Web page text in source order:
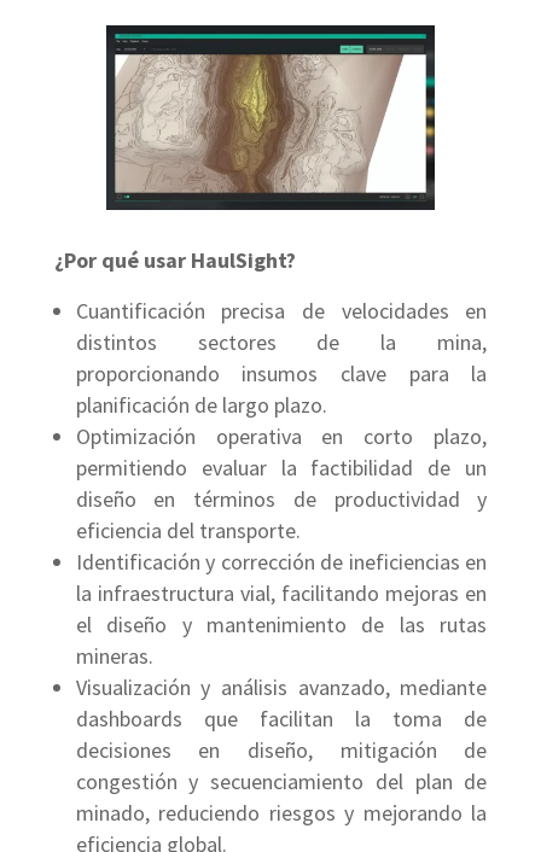
¿Por qué usar HaulSight?
Cuantificación precisa de velocidades en
distintos sectores de la mina,
proporcionando insumos clave para la
planificación de largo plazo.
Optimización operativa en corto plazo,
permitiendo evaluar la factibilidad de un
diseño en términos de productividad y
eficiencia del transporte.
Identificación y corrección de ineficiencias en
la infraestructura vial, facilitando mejoras en
el diseño y mantenimiento de las rutas
mineras.
Visualización y análisis avanzado, mediante
dashboards que facilitan la toma de
decisiones en diseño, mitigación de
congestión y secuenciamiento del plan de
minado, reduciendo riesgos y mejorando la
eficiencia global.